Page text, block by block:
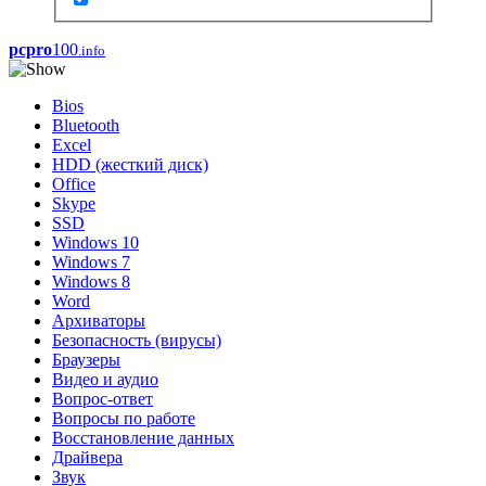
pcpro100.info
Bios
Bluetooth
Excel
HDD (жесткий диск)
Office
Skype
SSD
Windows 10
Windows 7
Windows 8
Word
Архиваторы
Безопасность (вирусы)
Браузеры
Видео и аудио
Вопрос-ответ
Вопросы по работе
Восстановление данных
Драйвера
Звук